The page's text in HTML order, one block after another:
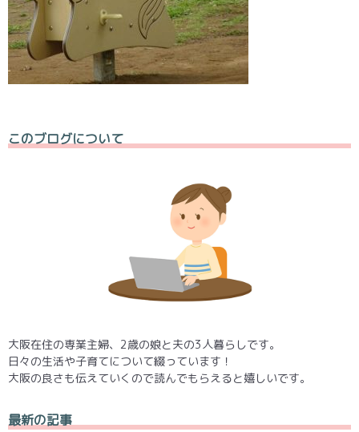
このブログについて
大阪在住の専業主婦、2歳の娘と夫の3人暮らしです。
日々の生活や子育てについて綴っています！
大阪の良さも伝えていくので読んでもらえると嬉しいです。
最新の記事